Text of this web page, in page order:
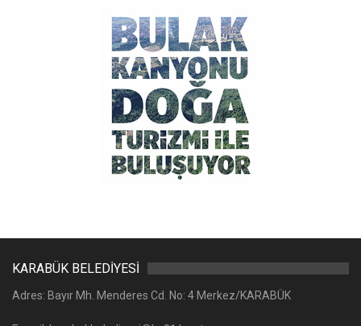
KARABÜK BELEDİYESİ
Adres: Bayır Mh. Menderes Cd. No: 4 Merkez/KARABÜK